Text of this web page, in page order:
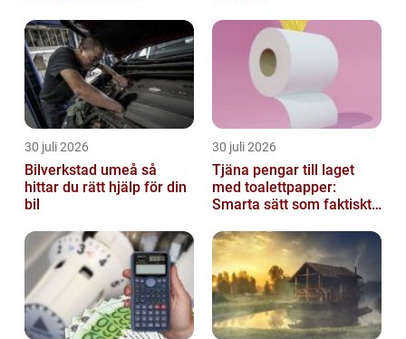
30 juli 2026
Bilverkstad umeå så
hittar du rätt hjälp för din
bil
30 juli 2026
Tjäna pengar till laget
med toalettpapper:
Smarta sätt som faktiskt